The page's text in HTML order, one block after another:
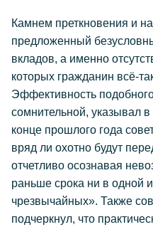
Камнем преткновения и на
предложенный
вкладов, а именно
которых гражданин всё-
Эффективность
сомнительной, указывал
конце прошлого года
вряд ли охотно будут
отчетливо осознавая
раньше срока ни в одной
чрезвычайных». Также
подчеркнул, что